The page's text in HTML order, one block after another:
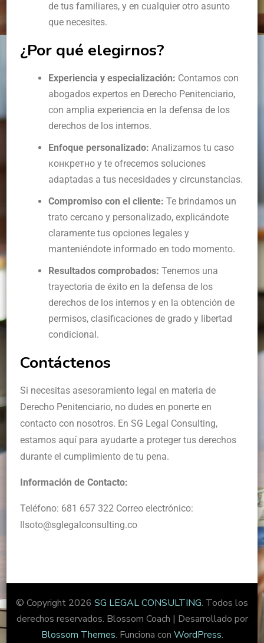
de tus familiares, y en cualquier otro asunto
que necesites.
¿Por qué elegirnos?
Experiencia y especialización: Contamos con
abogados expertos en Derecho Penitenciario,
con amplia experiencia en la defensa de los
derechos de los internos.
Enfoque personalizado: Analizamos tu caso
конкретно y te ofrecemos soluciones
adaptadas a tus necesidades y circunstancias.
Compromiso con el cliente: Te brindamos un
trato cercano y personalizado, explicándote
claramente tus opciones legales y
manteniéndote informado en todo momento.
Resultados comprobados: Tenemos una
trayectoria de éxito en la defensa de los
derechos de los internos y en la obtención de
permisos, clasificaciones de grado y libertad
condicional.
Contáctenos
Si necesitas asesoramiento legal en materia de
Derecho Penitenciario, no dudes en ponerte en
contacto con nosotros. En SG Legal Consulting,
estamos aquí para ayudarte a proteger tus derechos
durante el cumplimiento de tu pena.
Información de Contacto:
Teléfono: 681 657 322 Correo electrónico:
llsoto@sglegalconsulting.co
© Copyright 2026 SG LEGAL CONSULTING. Todos los
derechos reservados. Blossom Coach | Desarrollado por
Blossom Themes. Funciona con WordPress.